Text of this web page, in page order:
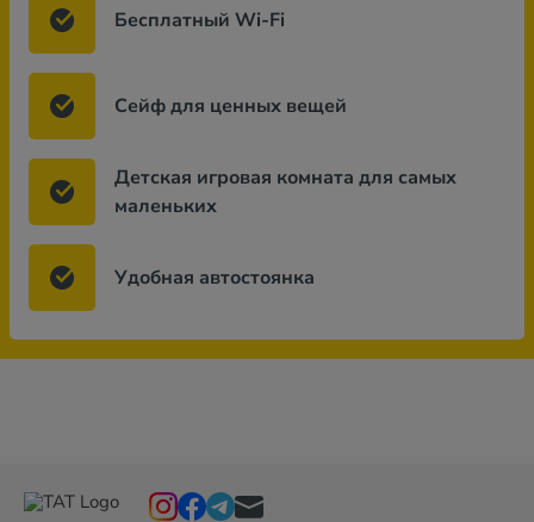
Бесплатный Wi-Fi
Сейф для ценных вещей
Детская игровая комната для самых
маленьких
Удобная автостоянка